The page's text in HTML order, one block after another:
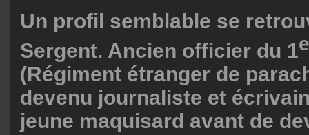
Un profil semblable se
Sergent. Ancien officier du 1
(Régiment étranger de
devenu journaliste et
jeune maquisard avant de